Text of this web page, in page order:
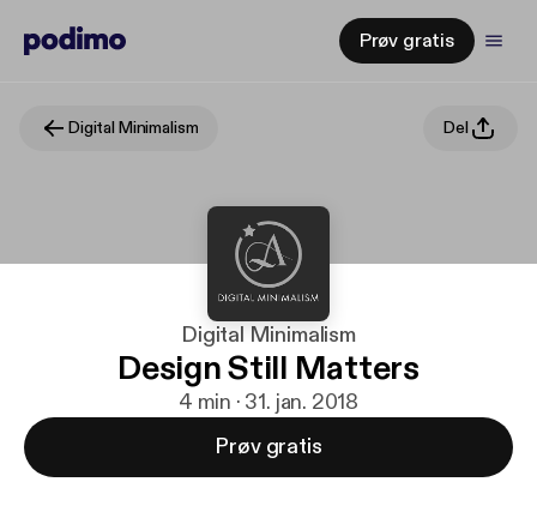
Prøv gratis
Digital Minimalism Del
Digital Minimalism
Design Still Matters
4 min · 31. jan. 2018
Prøv gratis